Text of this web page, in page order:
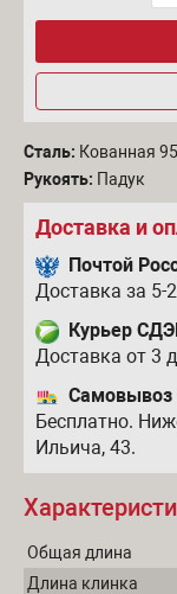
Сталь: Кованная
Рукоять: Падук
Доставка и
Почтой
Доставка за 5-
Курьер
Доставка от 3
Самовывоз
Бесплатно.
Ильича, 43.
Общая длина
Длина клинка